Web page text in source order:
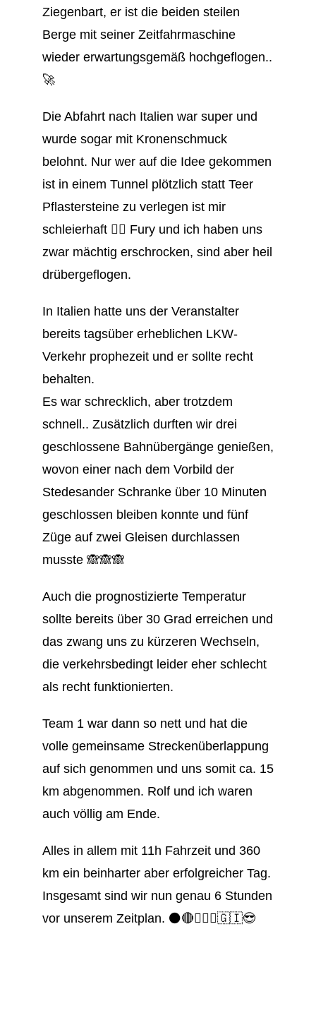
Ziegenbart, er ist die beiden steilen
Berge mit seiner Zeitfahrmaschine
wieder erwartungsgemäß hochgeflogen..
🚀
Die Abfahrt nach Italien war super und
wurde sogar mit Kronenschmuck
belohnt. Nur wer auf die Idee gekommen
ist in einem Tunnel plötzlich statt Teer
Pflastersteine zu verlegen ist mir
schleierhaft 🤷‍♂️ Fury und ich haben uns
zwar mächtig erschrocken, sind aber heil
drübergeflogen.
In Italien hatte uns der Veranstalter
bereits tagsüber erheblichen LKW-
Verkehr prophezeit und er sollte recht
behalten.
Es war schrecklich, aber trotzdem
schnell.. Zusätzlich durften wir drei
geschlossene Bahnübergänge genießen,
wovon einer nach dem Vorbild der
Stedesander Schranke über 10 Minuten
geschlossen bleiben konnte und fünf
Züge auf zwei Gleisen durchlassen
musste 🙈🙈🙈
Auch die prognostizierte Temperatur
sollte bereits über 30 Grad erreichen und
das zwang uns zu kürzeren Wechseln,
die verkehrsbedingt leider eher schlecht
als recht funktionierten.
Team 1 war dann so nett und hat die
volle gemeinsame Streckenüberlappung
auf sich genommen und uns somit ca. 15
km abgenommen. Rolf und ich waren
auch völlig am Ende.
Alles in allem mit 11h Fahrzeit und 360
km ein beinharter aber erfolgreicher Tag.
Insgesamt sind wir nun genau 6 Stunden
vor unserem Zeitplan. ⚫️🔴🚴🏻‍♂️🇬🇮😎